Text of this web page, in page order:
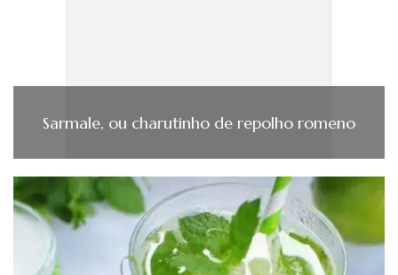
Sarmale, ou charutinho de repolho romeno